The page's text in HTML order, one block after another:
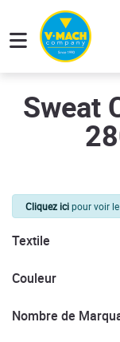
Sweat
Cliquez icipour voir
Textile
Couleur
Nombre de